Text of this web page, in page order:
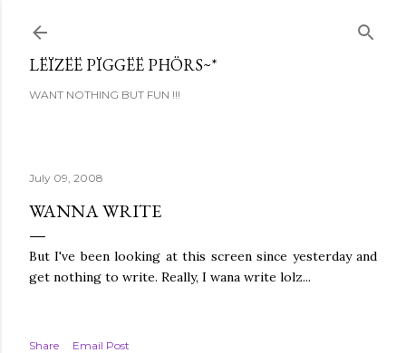
LËÏZËË PÏGGËË PHÖRS~*
WANT NOTHING BUT FUN !!!
July 09, 2008
WANNA WRITE
But I've been looking at this screen since yesterday and
get nothing to write. Really, I wana write lolz...
Share
Email Post